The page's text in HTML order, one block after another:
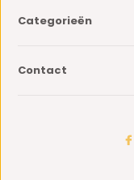
Categorieën
Contact